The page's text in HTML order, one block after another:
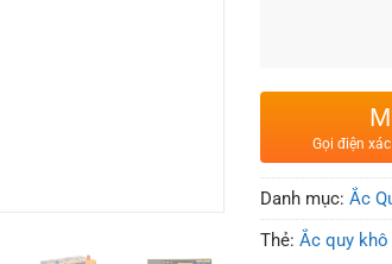
Gọi điện
Danh mục: Ắc
Thẻ: Ắc quy